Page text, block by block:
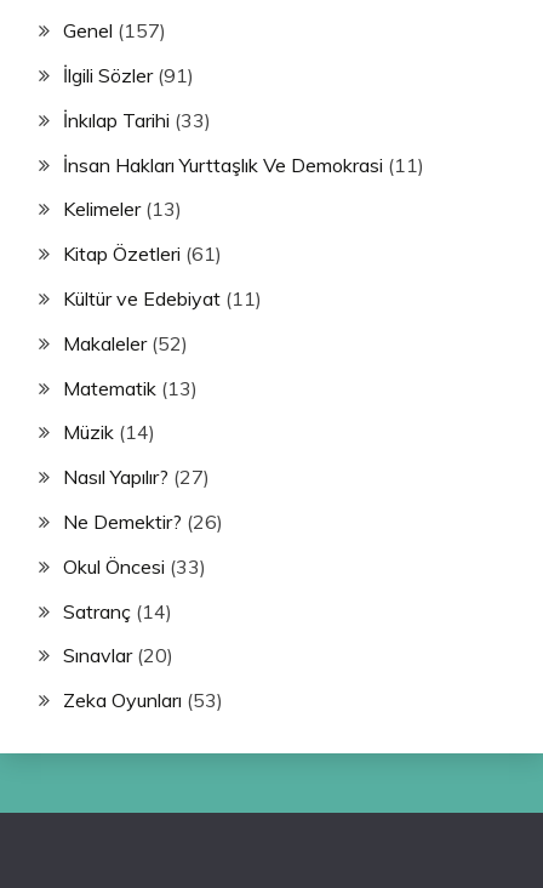
Genel (157)
İlgili Sözler(91)
İnkılap Tarihi (33)
İnsan Hakları Yurttaşlık Ve Demokrasi (11)
Kelimeler(13)
Kitap Özetleri (61)
Kültür ve Edebiyat (11)
Makaleler(52)
Matematik (13)
Müzik (14)
Nasıl Yapılır? (27)
Ne Demektir? (26)
Okul Öncesi (33)
Satranç (14)
Sınavlar(20)
Zeka Oyunları (53)